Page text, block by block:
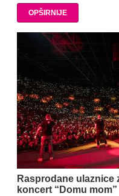
OPŠIRNIJE
Rasprodane ulaznice
koncert “Domu mom”